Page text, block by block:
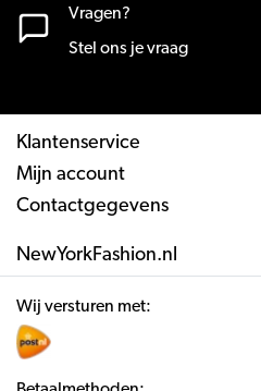
Vragen?
Stel ons je vraag
Klantenservice
Mijn account
Contactgegevens
NewYorkFashion.nl
Wij versturen met: